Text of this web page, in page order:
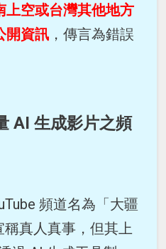
上空或台灣其他地方
開資訊 ，傳言為錯誤
AI 生成影片之頻
頻道名為「大疆
真人真事，但其上